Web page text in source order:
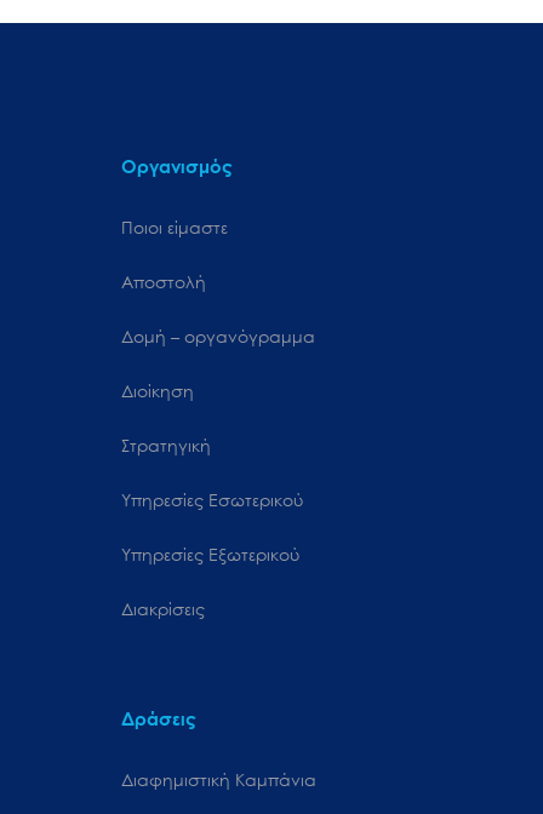
Οργανισμός
Ποιοι είμαστε
Αποστολή
Δομή – οργανόγραμμα
Διοίκηση
Στρατηγική
Υπηρεσίες Εσωτερικού
Υπηρεσίες Εξωτερικού
Διακρίσεις
Δράσεις
Διαφημιστική Καμπάνια